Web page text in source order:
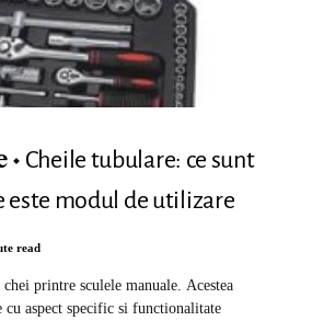
Cheile tubulare: ce sunt
este modul de utilizare
read
printre sculele manuale. Acestea
aspect specific si functionalitate